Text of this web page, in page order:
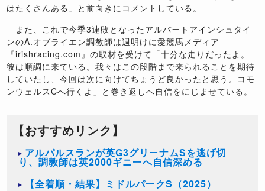
はたくさんある」と前向きにコメントしている。
また、これで今季3連敗となったアルバートアインシュタイ
ンのA.オブライエン調教師は週明けに愛競馬メディア
『irishracing.com』の取材を受けて「十分な走りだったよ。
彼は順調に来ている。我々はこの段階まで来られることを期待
していたし、今回は次に向けてちょうど良かったと思う。コモ
ンウェルスCへ行くよ」と巻き返しへ自信をにじませている。
【おすすめリンク】
アルパルスランが英G3グリーナムSを逃げ切
り、調教師は英2000ギニーへ自信深める
【全着順・結果】ミドルパークS（2025）